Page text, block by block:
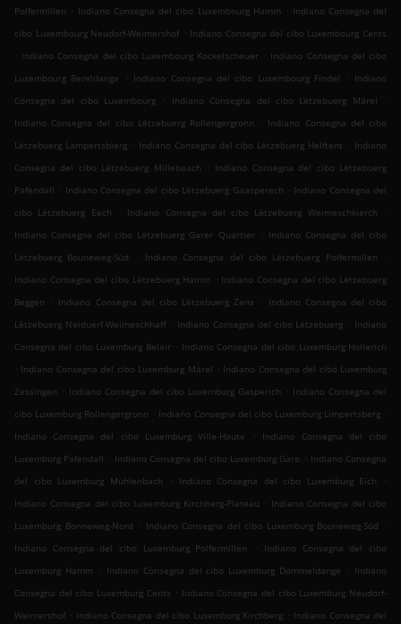
Polfermillen . Indiano Consegna del cibo Luxembourg Hamm . Indiano Consegna del
cibo Luxembourg Neudorf-Weimershof . Indiano Consegna del cibo Luxembourg Cents
. Indiano Consegna del cibo Luxembourg Kockelscheuer . Indiano Consegna del cibo
Luxembourg Bereldange
. Indiano Consegna del cibo Luxembourg Findel . Indiano
Consegna del cibo Luxembourg
. Indiano Consegna del cibo Lëtzebuerg Märel
.
Indiano Consegna del cibo Lëtzebuerg Rollengergronn
. Indiano Consegna del cibo
Lëtzebuerg Lampertsbierg . Indiano Consegna del cibo Lëtzebuerg Helftent . Indiano
Consegna del cibo Lëtzebuerg Millebaach
. Indiano Consegna del cibo Lëtzebuerg
Pafendall . Indiano Consegna del cibo Lëtzebuerg Gaasperech . Indiano Consegna del
cibo Lëtzebuerg Eech
. Indiano Consegna del cibo Lëtzebuerg Weimeschkierch
.
Indiano Consegna del cibo Lëtzebuerg Garer Quartier
. Indiano Consegna del cibo
Lëtzebuerg Bouneweg-Süd
. Indiano Consegna del cibo Lëtzebuerg Polfermillen
.
Indiano Consegna del cibo Lëtzebuerg Hamm . Indiano Consegna del cibo Lëtzebuerg
Beggen
. Indiano Consegna del cibo Lëtzebuerg Zens . Indiano Consegna del cibo
Lëtzebuerg Neiduerf-Weimeschhaff . Indiano Consegna del cibo Lëtzebuerg . Indiano
Consegna del cibo Luxemburg Belair . Indiano Consegna del cibo Luxemburg Hollerich
. Indiano Consegna del cibo Luxemburg Märel . Indiano Consegna del cibo Luxemburg
Zessingen . Indiano Consegna del cibo Luxemburg Gasperich . Indiano Consegna del
cibo Luxemburg Rollengergronn . Indiano Consegna del cibo Luxemburg Limpertsberg .
Indiano Consegna del cibo Luxemburg Ville-Haute
.
Indiano Consegna del cibo
Luxemburg Pafendall . Indiano Consegna del cibo Luxemburg Gare . Indiano Consegna
del cibo Luxemburg Mühlenbach
. Indiano Consegna del cibo Luxemburg Eich
.
Indiano Consegna del cibo Luxemburg Kirchberg-Plateau . Indiano Consegna del cibo
Luxemburg Bonneweg-Nord . Indiano Consegna del cibo Luxemburg Bouneweg-Süd
.
Indiano Consegna del cibo Luxemburg Polfermillen
.
Indiano Consegna del cibo
Luxemburg Hamm
. Indiano Consegna del cibo Luxemburg Dommeldange . Indiano
Consegna del cibo Luxemburg Cents . Indiano Consegna del cibo Luxemburg Neudorf-
Weimershof . Indiano Consegna del cibo Luxemburg Kirchberg . Indiano Consegna del